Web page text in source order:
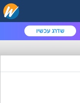
שדרג עכשיו